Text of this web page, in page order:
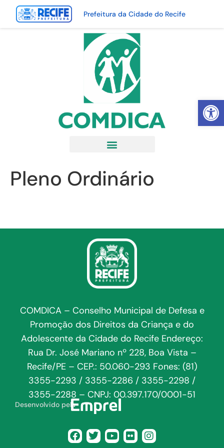
Abrir
Prefeitura da Cidade do Recife
Pleno Ordinário
COMDICA – Conselho Municipal de Defesa e
Promoção dos Direitos da Criança e do
Adolescente da Cidade do Recife Endereço:
Rua Dr. José Mariano nº 228, Boa Vista –
Recife/PE – CEP.: 50.060-293 Fones: (81)
3355-2293 / 3355-2286 / 3355-2298 /
3355-2288 – CNPJ: 00.397.170/0001-51
Desenvolvido pela